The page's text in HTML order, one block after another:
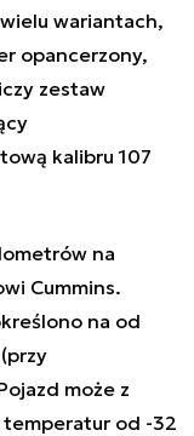
wariantach,
opancerzony,
zestaw
kalibru 107
na
Cummins.
na od
może z
od -32